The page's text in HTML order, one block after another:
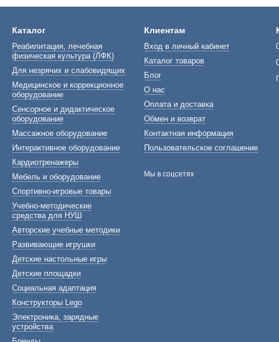
Каталог
Реабилитация, лечебная
физическая культура (ЛФК)
Для незрячих и слабовидящих
Медицинское и коррекционное
оборудование
Сенсорное и дидактическое
оборудование
Массажное оборудование
Интерактивное оборудование
Кардиотренажеры
Мебель и оборудование
Спортивно-игровые товары
Учебно-методические
средства для НУШ
Авторские учебные методики
Развивающие игрушки
Детские настольные игры
Детские площадки
Социальная адаптация
Конструкторы Lego
Электроника, зарядные
устройства
Клиентам
Вход в личный кабинет
Каталог товаров
Блог
О нас
Оплата и доставка
Обмен и возврат
Контактная информация
Пользовательское соглашение
Мы в соцсетях